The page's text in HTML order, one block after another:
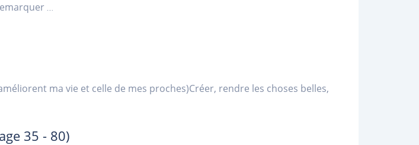
...
ma vie et celle de mes proches)Créer, rendre les choses belles,
35 - 80)